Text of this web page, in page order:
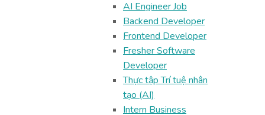
AI Engineer Job
Backend Developer
Frontend Developer
Fresher Software
Developer
Thực tập Trí tuệ nhân
tạo (AI)
Intern Business